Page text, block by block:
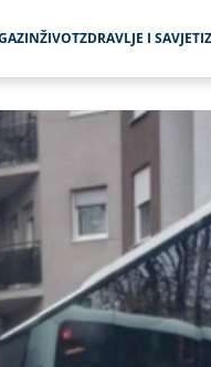
ŽIVOTZDRAVLJE I SAVJETI